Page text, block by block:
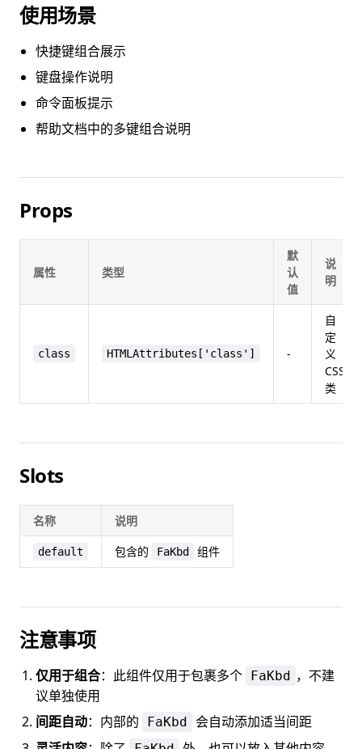
使用场景
快捷键组合展示
键盘操作说明
命令面板提示
帮助文档中的多键组合说明
Props
属性 类型
默
认
值
说
明
class HTMLAttributes['class'] -
自
定
义
CSS
类
Slots
名称 说明
default 包含的 FaKbd 组件
注意事项
仅用于组合：此组件仅用于包裹多个 FaKbd ，不建
议单独使用
间距自动：内部的 FaKbd
会自动添加适当间距